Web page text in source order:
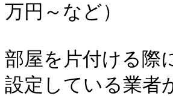
万円～など）
部屋を片付ける際
設定している業者